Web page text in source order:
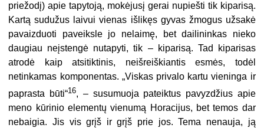
priežodį) apie tapytoją, mokėjusį gerai nupiešti tik kiparisą.
Kartą sudužus laivui vienas išlikęs gyvas žmogus užsakė
pavaizduoti paveiksle jo nelaimę, bet dailininkas nieko
daugiau neįstengė nutapyti, tik – kiparisą. Tad kiparisas
atrodė kaip atsitiktinis, neišreiškiantis esmės, todėl
netinkamas komponentas. „Viskas privalo kartu vieninga ir
paprasta būti“16, – susumuoja pateiktus pavyzdžius apie
meno kūrinio elementų vienumą Horacijus, bet temos dar
nebaigia. Jis vis grįš ir grįš prie jos. Tema nenauja, ją